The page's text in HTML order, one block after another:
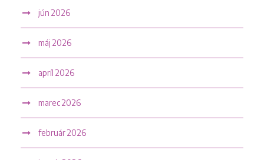
jún 2026
máj 2026
apríl 2026
marec 2026
február 2026